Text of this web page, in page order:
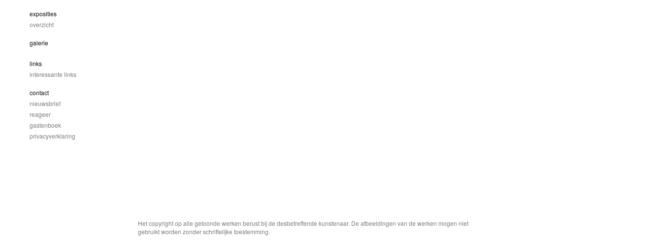
exposities
overzicht
galerie
links
interessante links
contact
nieuwsbrief
reageer
gastenboek
privacyverklaring
Het copyright op alle getoonde werken berust bij de desbetreffende kunstenaar. De afbeeldingen van de werken mogen niet
gebruikt worden zonder schriftelijke toestemming.